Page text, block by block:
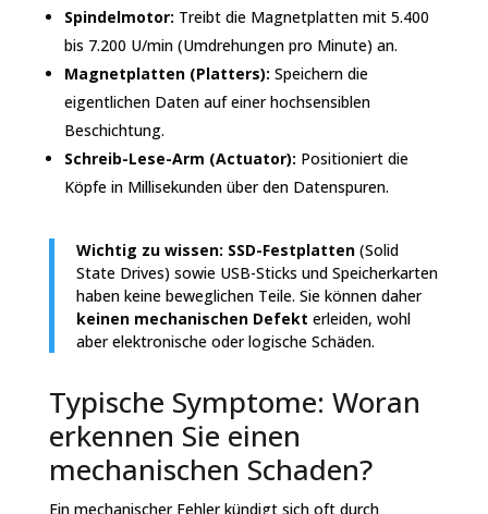
Spindelmotor: Treibt die Magnetplatten mit 5.400
bis 7.200 U/min (Umdrehungen pro Minute) an.
Magnetplatten (Platters): Speichern die
eigentlichen Daten auf einer hochsensiblen
Beschichtung.
Schreib-Lese-Arm (Actuator): Positioniert die
Köpfe in Millisekunden über den Datenspuren.
Wichtig zu wissen: SSD-Festplatten(Solid
State Drives) sowie USB-Sticks und Speicherkarten
haben keine beweglichen Teile. Sie können daher
keinen mechanischen Defekt erleiden, wohl
aber elektronische oder logische Schäden.
Typische Symptome: Woran
erkennen Sie einen
mechanischen Schaden?
Ein mechanischer Fehler kündigt sich oft durch